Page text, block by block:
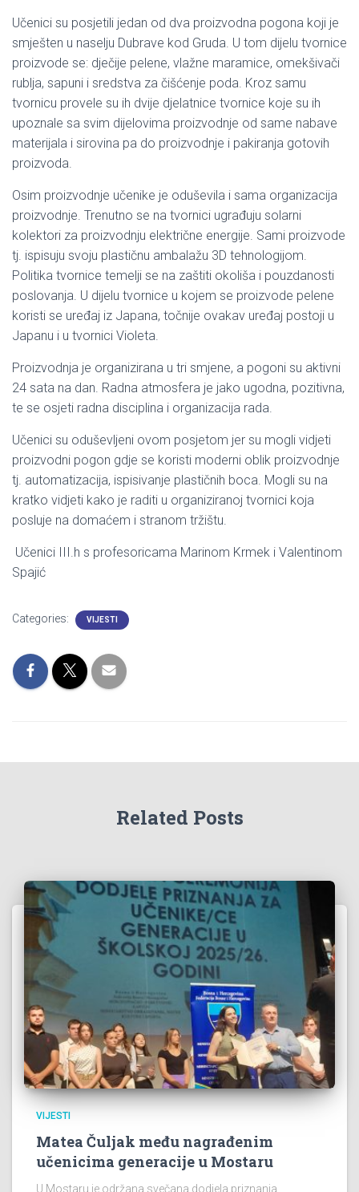
Učenici su posjetili jedan od dva proizvodna pogona koji je
smješten u naselju Dubrave kod Gruda. U tom dijelu tvornice
proizvode se: dječije pelene, vlažne maramice, omekšivači
rublja, sapuni i sredstva za čišćenje poda. Kroz samu
tvornicu provele su ih dvije djelatnice tvornice koje su ih
upoznale sa svim dijelovima proizvodnje od same nabave
materijala i sirovina pa do proizvodnje i pakiranja gotovih
proizvoda.
Osim proizvodnje učenike je oduševila i sama organizacija
proizvodnje. Trenutno se na tvornici ugrađuju solarni
kolektori za proizvodnju električne energije. Sami proizvode
tj. ispisuju svoju plastičnu ambalažu 3D tehnologijom.
Politika tvornice temelji se na zaštiti okoliša i pouzdanosti
poslovanja. U dijelu tvornice u kojem se proizvode pelene
koristi se uređaj iz Japana, točnije ovakav uređaj postoji u
Japanu i u tvornici Violeta.
Proizvodnja je organizirana u tri smjene, a pogoni su aktivni
24 sata na dan. Radna atmosfera je jako ugodna, pozitivna,
te se osjeti radna disciplina i organizacija rada.
Učenici su oduševljeni ovom posjetom jer su mogli vidjeti
proizvodni pogon gdje se koristi moderni oblik proizvodnje
tj. automatizacija, ispisivanje plastičnih boca. Mogli su na
kratko vidjeti kako je raditi u organiziranoj tvornici koja
posluje na domaćem i stranom tržištu.
Učenici III.h s profesoricama Marinom Krmek i Valentinom
Spajić
Categories: VIJESTI
Related Posts
VIJESTI
Matea Čuljak među nagrađenim
učenicima generacije u Mostaru
U Mostaru je održana svečana dodjela priznanja